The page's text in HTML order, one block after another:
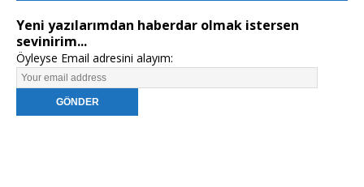
Yeni yazılarımdan haberdar olmak istersen
sevinirim...
Öyleyse Email adresini alayım: